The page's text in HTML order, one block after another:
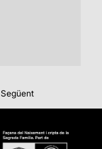
Següent